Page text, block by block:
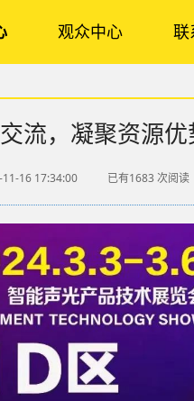
观众中心 联
流，凝聚资源优
16 17:34:00 已有1683 次阅读